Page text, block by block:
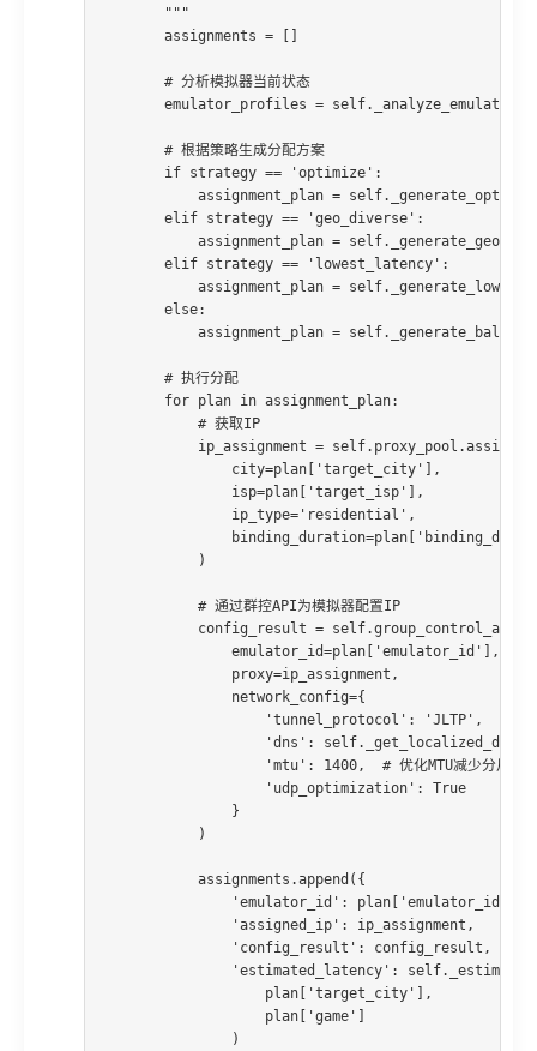
        """
        assignments = []
        # 分析模拟器当前状态
emulator_profiles =
        # 根据策略生成分配方案
        if strategy == 'optimize':
assignment_plan =
        elif strategy == 'geo_diverse':
assignment_plan =
        elif strategy == 'lowest_latency':
assignment_plan =
        else:
assignment_plan =
        # 执行分配
        for plan in assignment_plan:
            # 获取IP
ip_assignment =
                city=plan['target_city'],
                isp=plan['target_isp'],
                ip_type='residential',
            )
            # 通过群控API为模拟器配置IP
config_result =
                emulator_id=plan['emulator_id'],
                proxy=ip_assignment,
                network_config={
                    'tunnel_protocol': 'JLTP',
'dns':
                    'mtu': 1400,  # 优化MTU减少分片
                    'udp_optimization': True
                }
            )
            assignments.append({
                'emulator_id': plan['emulator_id'],
                'assigned_ip': ip_assignment,
                'config_result': config_result,
'estimated_latency':
                    plan['target_city'],
                    plan['game']
                )